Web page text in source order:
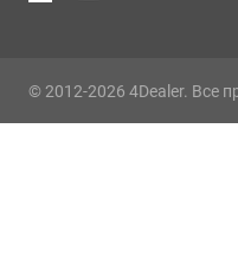
© 2012-2026 4Dealer. Все